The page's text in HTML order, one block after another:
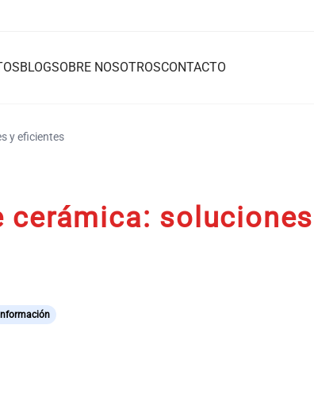
BLOGSOBRE NOSOTROSCONTACTO
y eficientes
cerámica: soluciones
Información